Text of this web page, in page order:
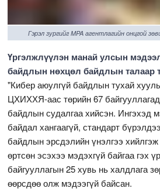
Гэрэл зургийг MPA агентлагийн онцгой
Үргэлжлүүлэн манай улсын
байдлын нөхцөл байдлын талаар
"Кибер аюулгүй байдлын тухай
ЦХИХХЯ-аас төрийн 67
байдлын судалгаа хийсэн. Ингэхэд
байдал хангаагүй, стандарт
байдлын эрсдэлийн үнэлгээ хийлгэж
өртсөн эсэхээ мэдэхгүй байгаа гэх
байгууллагын 25 хувь нь халдлага
өөрсдөө олж мэдээгүй байсан.